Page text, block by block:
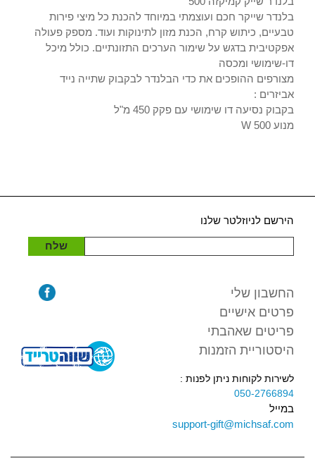
בלנדר שייקר חכם ועוצמתי במיוחד להכנת כל מיצי פירות
טבעיים, כיתוש קרח, הכנת מזון לתינוקות ועוד. מספק פעולה
אפקטיבית בדגש על שימור הערכים התזונתיים. כולל מיכל
דו-שימושי ומכסה
מצורפים ההופכים את כדי הבלנדר לבקבוק שתייה נייד
אביזרים :
בקבוק נסיעה דו שימושי עם פקק 450 מ"ל
מנוע 500 W
הירשם לניוזלטר שלנו
שלח
החשבון שלי
פרטים אישיים
פריטים שאהבתי
היסטוריית הזמנות
לשירות לקוחות ניתן לפנות :
050-2766894
במייל
support-gift@michsaf.com